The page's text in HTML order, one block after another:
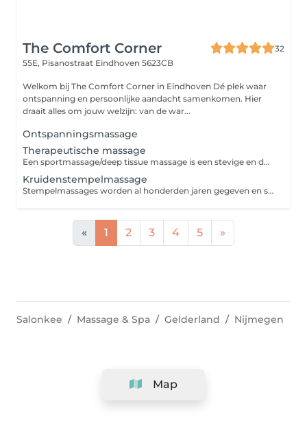
The Comfort Corner
32
55E, Pisanostraat Eindhoven 5623CB
Welkom bij The Comfort Corner in Eindhoven Dé plek waar
ontspanning en persoonlijke aandacht samenkomen. Hier
draait alles om jouw welzijn: van de war...
Ontspanningsmassage
Therapeutische massage
Een sportmassage/deep tissue massage is een stevige en doelgerichte massage die helpt om je spieren te ontspannen, spierspanning te verminderen en je lichaam sneller te laten herstellen. Of je nu een fanatieke sporter bent of gewoon last hebt van stijve spieren, deze massage stimuleert de doorbloeding, helpt afvalstoffen af te voeren en vermindert spierpijn. Perfect vóór of na een training, of gewoon als je lichaam wat extra aandacht nodig heeft. Gun je spieren de zorg die ze verdienen en voel je weer soepel en energiek!
Kruidenstempelmassage
Stempelmassages worden al honderden jaren gegeven en staan bekend om hun vermogen je spieren te helpen ontspannen en je lichaam te detoxen. Je wordt gemasseerd met verwarmde linnen zakjes, gevuld met speciaal geselecteerde kruiden. Dit zorgt voor ontspanning terwijl tegelijkertijd ook de bloedsomloop wordt gestimuleerd om afvalstoffen gemakkelijker te laten afvoeren.
« 1 2 3 4 5 »
Map
Salonkee Massage & Spa Gelderland Nijmegen